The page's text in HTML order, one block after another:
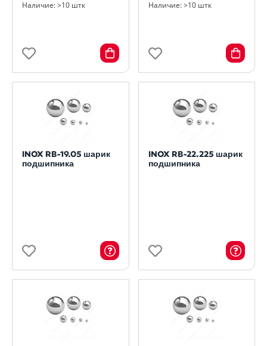
Наличие: >10 штк Наличие: >10 штк
INOX RB-19.05 шарик
подшипника
INOX RB-22.225 шарик
подшипника